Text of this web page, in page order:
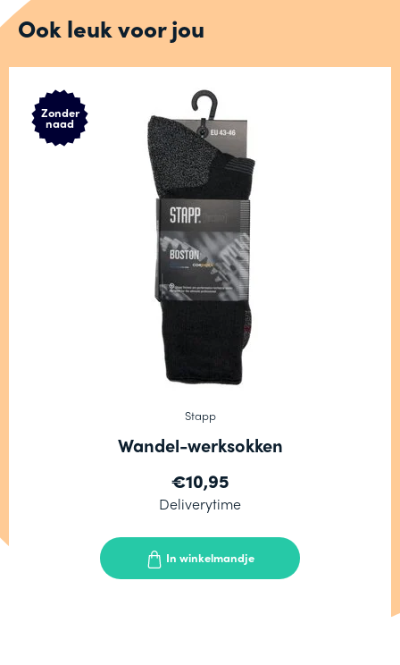
Ook leuk voor jou
Zonder
naad
Stapp
Wandel-werksokken
€10,95
Deliverytime
In winkelmandje